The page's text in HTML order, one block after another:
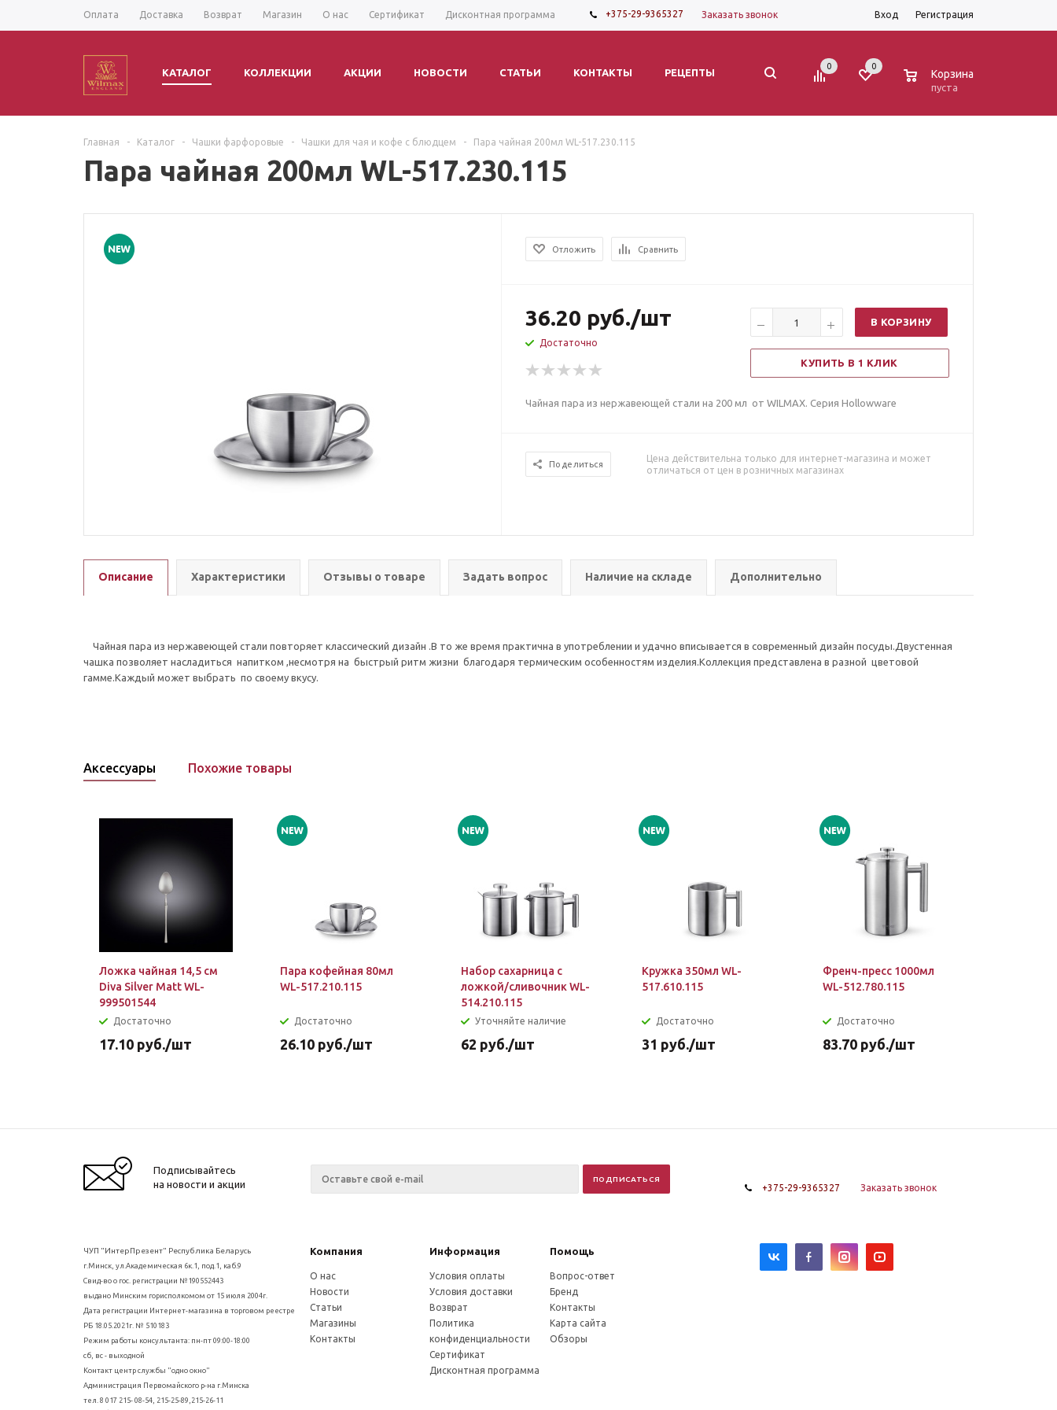
Оплата Доставка Возврат Магазин О нас Сертификат Дисконтная программа +375-29-9365327 Заказать звонок Вход Регистрация
КАТАЛОГ КОЛЛЕКЦИИ АКЦИИ НОВОСТИ СТАТЬИ КОНТАКТЫ РЕЦЕПТЫ
0 0
Корзина
пуста
Главная - Каталог - Чашки фарфоровые - Чашки для чая и кофе с блюдцем - Пара чайная 200мл WL-517.230.115
Пара чайная 200мл WL-517.230.115
Отложить Сравнить
36.20 руб./шт
Достаточно
В КОРЗИНУ
КУПИТЬ В 1 КЛИК
Чайная пара из нержавеющей стали на 200 мл от WILMAX. Серия Hollowware
Поделиться
Цена действительна только для интернет-магазина и может
отличаться от цен в розничных магазинах
Описание Характеристики Отзывы о товаре Задать вопрос Наличие на складе Дополнительно
Чайная пара из нержавеющей стали повторяет классический дизайн .В то же время практична в употреблении и удачно вписывается в современный дизайн посуды.Двустенная
чашка позволяет насладиться напитком ,несмотря на быстрый ритм жизни благодаря термическим особенностям изделия.Коллекция представлена в разной цветовой
гамме.Каждый может выбрать по своему вкусу.
Аксессуары Похожие товары
Ложка чайная 14,5 см
Diva Silver Matt WL-
999501544
Достаточно
17.10 руб./шт
Пара кофейная 80мл
WL-517.210.115
Достаточно
26.10 руб./шт
Набор сахарница с
ложкой/сливочник WL-
514.210.115
Уточняйте наличие
62 руб./шт
Кружка 350мл WL-
517.610.115
Достаточно
31 руб./шт
Френч-пресс 1000мл
WL-512.780.115
Достаточно
83.70 руб./шт
Подписывайтесь
на новости и акции
+375-29-9365327 Заказать звонок
ЧУП "ИнтерПрезент" Республика Беларусь
г.Минск, ул.Академическая 6к.1, под.1, каб.9
Свид-во о гос. регистрации №190552443
выдано Минским горисполкомом от 15 июля 2004г.
Дата регистрации Интернет-магазина в торговом реестре
РБ 18.05.2021г. № 510183
Режим работы консультанта: пн-пт 09:00-18:00
сб, вс - выходной
Контакт центр службы "одно окно"
Администрация Первомайского р-на г.Минска
тел. 8 017 215- 08-54, 215-25-89,215-26-11
Компания Информация Помощь
О нас
Новости
Статьи
Магазины
Контакты
Условия оплаты
Условия доставки
Возврат
Политика
конфиденциальности
Сертификат
Дисконтная программа
Вопрос-ответ
Бренд
Контакты
Карта сайта
Обзоры